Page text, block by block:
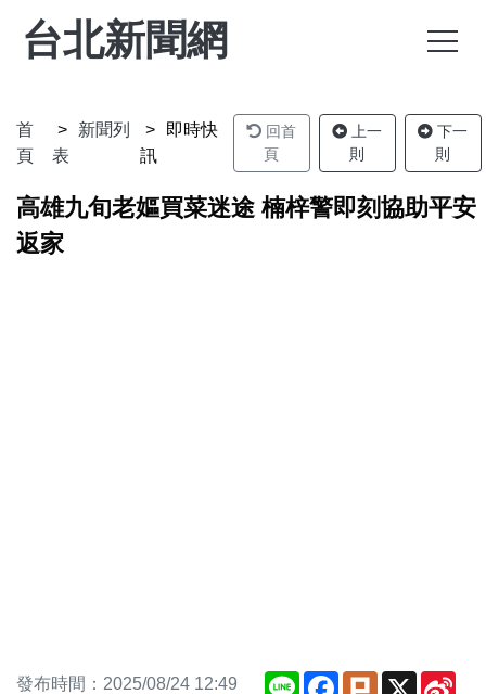
台北新聞網
首
頁
新聞列
表
即時快
訊
回首
頁
上一
則
下一
則
高雄九旬老嫗買菜迷途 楠梓警即刻協助平安
返家
發布時間：2025/08/24 12:49
Line Facebook
Plurk X